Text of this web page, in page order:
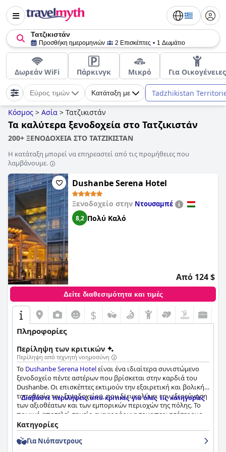
Τατζικιστάν
Προσθήκη ημερομηνιών 2 Επισκέπτες 1 Δωμάτιο
Δωρεάν WiFi Πάρκινγκ Μικρό Για Οικογένειες
Εύρος τιμών Κατάταξη με Tadzhikistan
Κόσμος > Ασία > Τατζικιστάν
Τα καλύτερα ξενοδοχεία στο Τατζικιστάν
200+ ΞΕΝΟΔΟΧΕΙΑ ΣΤΟ ΤΑΤΖΙΚΙΣΤΑΝ
Η κατάταξη μπορεί να επηρεαστεί από τις προμήθειες που
λαμβάνουμε.
Dushanbe Serena Hotel
Ξενοδοχείο στην Ντουσαμπέ
8,2 Πολύ Καλό
Από 124 $
Δείτε διαθεσιμότητα και τιμές
$
Πληροφορίες
Περίληψη των κριτικών
Περίληψη από τεχνητή νοημοσύνη
Το Dushanbe Serena Hotelείναι ένα ιδιαίτερα συνιστώμενο
ξενοδοχείο πέντε αστέρων που βρίσκεται στην καρδιά του
Dushanbe. Οι επισκέπτες εκτιμούν την εξαιρετική και βολική
τοποθεσία του ξενοδοχείου, που διευκολύνει την εξερεύνηση
των αξιοθέατων και των εμπορικών περιοχών της πόλης. Το
πρωινό αποτελεί σημείο αναφοράς για τους περισσότερους
επισκέπτες, με πολλούς να το περιγράφουν ως εξαιρετικό και
νόστιμο, αν και ορισμένοι προτείνουν ότι θα μπορούσε να
υπάρχει μεγαλύτερη ποικιλία. Τα δωμάτια είναι ευρύχωρα,
Διαβάστε περιλήψεις από κριτικές για όλες τις κατηγορίες
Κατηγορίες
Για Νιόπαντρους